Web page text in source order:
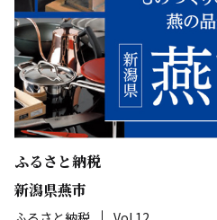
ふるさと納税
新潟県燕市